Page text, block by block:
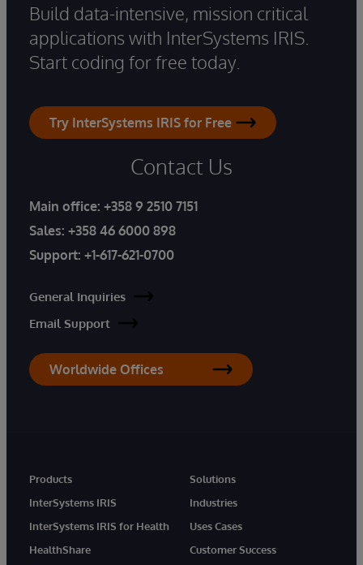
Build data-intensive, mission critical
applications with InterSystems IRIS.
Start coding for free today.
Try InterSystems IRIS for Free
Contact Us
Main office: +358 9 2510 7151
Sales: +358 46 6000 898
Support: +1-617-621-0700
General Inquiries
Email Support
Worldwide Offices
Products
InterSystems IRIS
InterSystems IRIS for Health
HealthShare
Solutions
Industries
Uses Cases
Customer Success